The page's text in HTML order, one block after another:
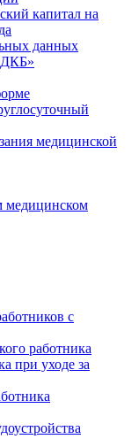
капитал на
данных
медицинской
медицинском
с
работника
при уходе за